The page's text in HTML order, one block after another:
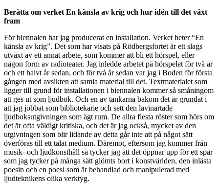
Berätta om verket En känsla av krig och hur idén till det växt
fram
För biennalen har jag producerat en installation. Verket heter “En
känsla av krig”. Det som har visats på Rödbergsfortet är ett slags
utväxt av ett annat arbete, som kommer att bli ett hörspel, eller
någon form av radioteater. Jag inledde arbetet på hörspelet för två år
och ett halvt år sedan, och för två år sedan var jag i Boden för första
gången med avsikten att samla material till det. Textmaterialet som
ligger till grund för installationen i biennalen kommer så småningom
att ges ut som ljudbok. Och en av tankarna bakom det är grundat i
att jag jobbat som bibliotekarie och sett den lavinartade
ljudboksutgivningen som ägt rum. De allra flesta röster som hörs om
det är ofta väldigt kritiska, och det är jag också, mycket av den
utgivningen som blir lidande av detta går inte att på något sätt
överföras till ett talat medium. Däremot, eftersom jag kommer från
musik- och ljudkonsthåll så tycker jag att det öppnar upp för ett spår
som jag tycker på många sätt glömts bort i konstvärlden, den inlästa
poesin och en poesi som är behandlad och manipulerad med
ljudteknikens olika verktyg.